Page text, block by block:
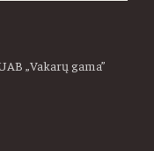
„Vakarų gama”